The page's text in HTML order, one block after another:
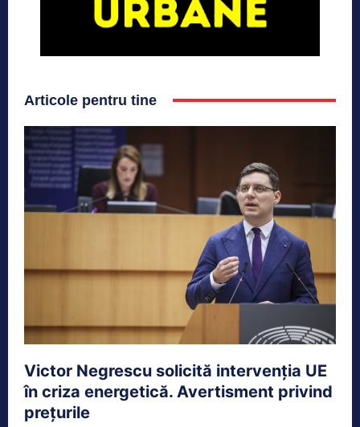
Articole pentru tine
Victor Negrescu solicită intervenția UE
în criza energetică. Avertisment privind
prețurile